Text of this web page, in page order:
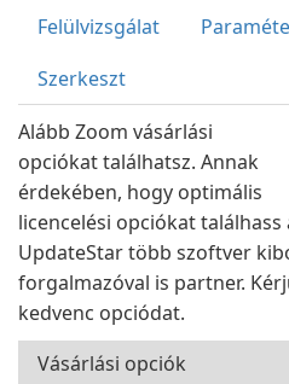
Felülvizsgálat
Szerkeszt
Alább Zoom vásárlási
opciókat találhatsz. Annak
érdekében, hogy optimális
licencelési opciókat találhass
UpdateStar több szoftver
forgalmazóval is partner.
kedvenc opciódat.
Vásárlási opciók